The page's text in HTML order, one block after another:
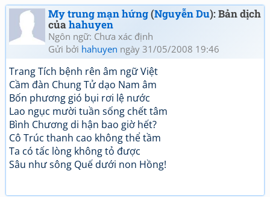
My trung mạn hứng(Nguyễn Du): Bản dịch
củahahuyen
Ngôn ngữ: Chưa xác định
Gửi bởi hahuyen ngày 31/05/2008 19:46
Trang Tích bệnh rên âm ngữ Việt
Cầm đàn Chung Tử dạo Nam âm
Bốn phương gió bụi rơi lệ nước
Lao ngục mười tuần sống chết tâm
Bình Chương di hận bao giờ hết?
Cô Trúc thanh cao không thể tầm
Ta có tấc lòng không tỏ được
Sâu như sông Quế dưới non Hồng!